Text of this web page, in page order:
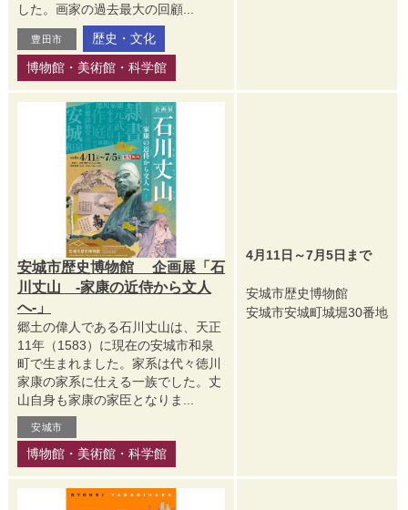
した。画家の過去最大の回顧...
豊田市
歴史・文化
博物館・美術館・科学館
安城市歴史博物館 企画展「石
川丈山 -家康の近侍から文人
へ-」
郷土の偉人である石川丈山は、天正
11年（1583）に現在の安城市和泉
町で生まれました。家系は代々徳川
家康の家系に仕える一族でした。丈
山自身も家康の家臣となりま...
安城市
博物館・美術館・科学館
4月11日～7月5日まで
安城市歴史博物館
安城市安城町城堀30番地